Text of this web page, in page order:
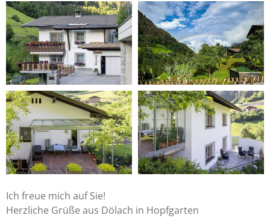
Ich freue mich auf Sie!
Herzliche Grüße aus Dölach in Hopfgarten